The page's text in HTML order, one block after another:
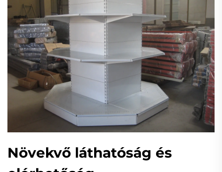
Növekvő láthatóság és